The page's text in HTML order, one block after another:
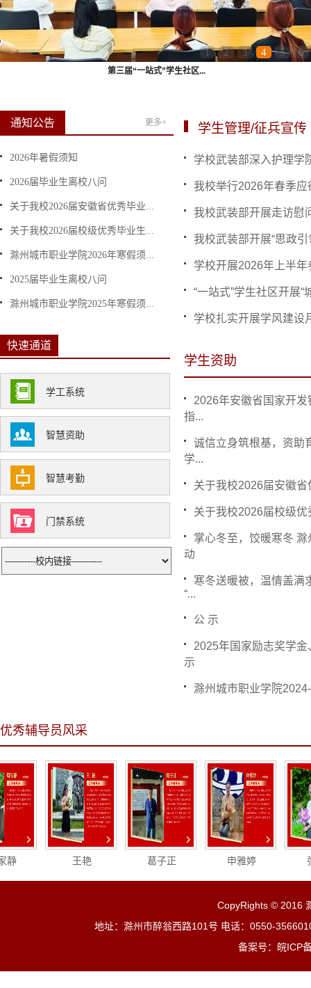
1 2 3 4 5 6
我校组织学生集中观看劳模...
更多+
通知公告
2026年暑假须知
2026届毕业生离校八问
关于我校2026届安徽省优秀毕业...
关于我校2026届校级优秀毕业生...
滁州城市职业学院2026年寒假须...
2025届毕业生离校八问
滁州城市职业学院2025年寒假须...
快速通道
学工系统
智慧资助
智慧考勤
门禁系统
学生管理/征兵宣传
学校武装部深入护理学
我校举行2026年春季
我校武装部开展走访慰
我校武装部开展“思政
学校开展2026年上半
“一站式”学生社区开展“
学校扎实开展学风建设
学生资助
2026年安徽省国家开
指...
诚信立身筑根基，资助
学...
关于我校2026届安徽
关于我校2026届校级
掌心冬至，饺暖寒冬
动
寒冬送暖被，温情盖满
“...
公 示
2025年国家励志奖学
示
滁州城市职业学院
优秀辅导员风采
王艳 葛子正 申雅婷
CopyRights © 2016
地址：滁州市醉翁西路101号 电话：0550-
备案号：皖ICP